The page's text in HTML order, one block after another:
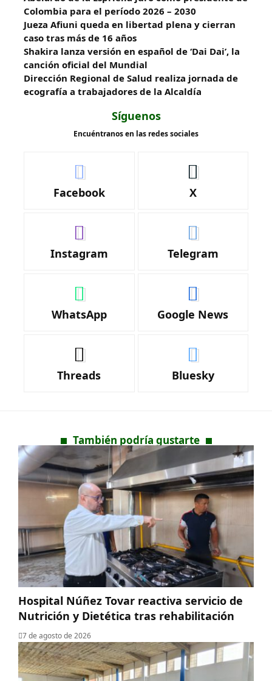
Colombia para el período 2026 – 2030
Jueza Afiuni queda en libertad plena y cierran
caso tras más de 16 años
Shakira lanza versión en español de ‘Dai Dai’, la
canción oficial del Mundial
‎Dirección Regional de Salud realiza jornada de
ecografía a trabajadores de la Alcaldía
Síguenos
Encuéntranos en las redes sociales
Facebook X
Instagram Telegram
WhatsApp Google News
Threads Bluesky
También podría gustarte
Hospital Núñez Tovar reactiva servicio de
Nutrición y Dietética tras rehabilitación
7 de agosto de 2026